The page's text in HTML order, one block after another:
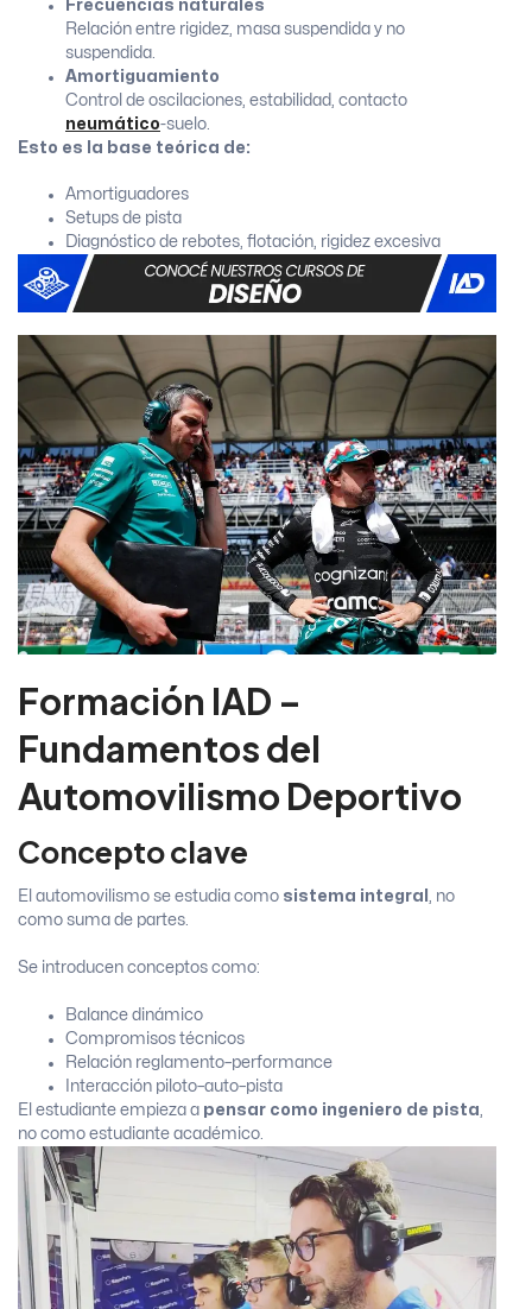
Frecuencias naturales
Relación entre rigidez, masa suspendida y no
suspendida.
Amortiguamiento
Control de oscilaciones, estabilidad, contacto
neumático-suelo.
Esto es la base teórica de:
Amortiguadores
Setups de pista
Diagnóstico de rebotes, flotación, rigidez excesiva
Formación IAD –
Fundamentos del
Automovilismo Deportivo
Concepto clave
El automovilismo se estudia como sistema integral
, no
como suma de partes.
Se introducen conceptos como:
Balance dinámico
Compromisos técnicos
Relación reglamento–performance
Interacción piloto–auto–pista
El estudiante empieza a pensar como ingeniero de pista
no como estudiante académico.